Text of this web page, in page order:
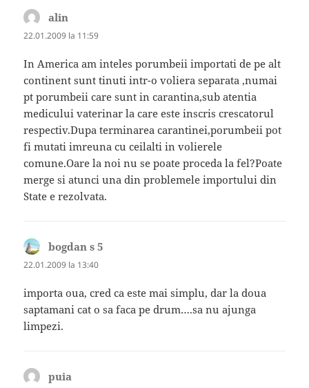
alin
22.01.2009 la 11:59
In America am inteles porumbeii importati de pe alt
continent sunt tinuti intr-o voliera separata ,numai
pt porumbeii care sunt in carantina,sub atentia
medicului vaterinar la care este inscris crescatorul
respectiv.Dupa terminarea carantinei,porumbeii pot
fi mutati imreuna cu ceilalti in volierele
comune.Oare la noi nu se poate proceda la fel?Poate
merge si atunci una din problemele importului din
State e rezolvata.
bogdan s 5
22.01.2009 la 13:40
importa oua, cred ca este mai simplu, dar la doua
saptamani cat o sa faca pe drum….sa nu ajunga
limpezi.
puia